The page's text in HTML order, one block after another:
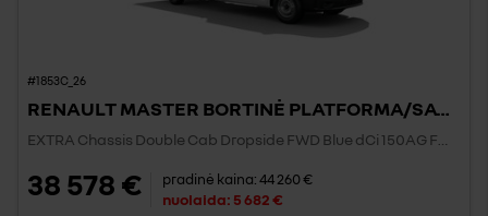
#1853C_26
RENAULT MASTER BORTINĖ PLATFORMA/SAVIVARTIS/BIG BOX
38 578 € pradinė kaina:44 260 €
nuolaida: 5 682 €